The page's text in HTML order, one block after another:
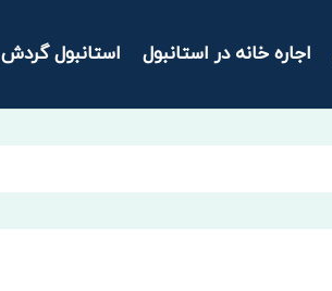
اجاره خانه در استانبول استانبول گردش